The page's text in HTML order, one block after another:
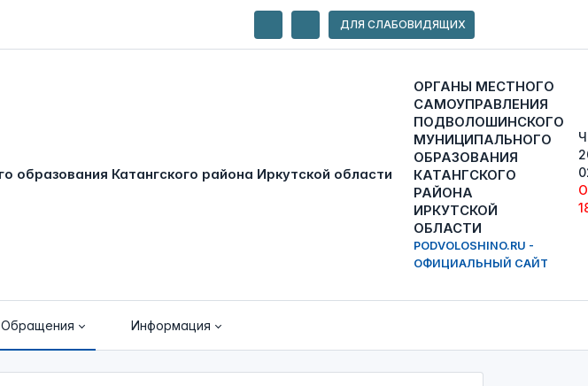
ДЛЯ СЛАБОВИДЯЩИХ
ОРГАНЫ МЕСТНОГО
САМОУПРАВЛЕНИЯ
ПОДВОЛОШИНСКОГО
МУНИЦИПАЛЬНОГО
ОБРАЗОВАНИЯ
КАТАНГСКОГО
РАЙОНА
ИРКУТСКОЙ
ОБЛАСТИ
PODVOLOSHINO.RU -
ОФИЦИАЛЬНЫЙ САЙТ
Обращения Информация